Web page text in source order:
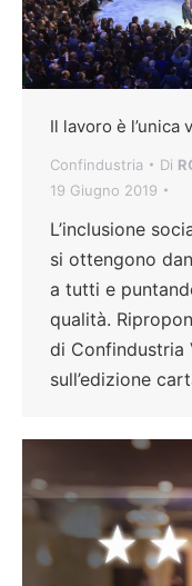
Il lavoro è l’unica
Confindustria Di
19 Giugno 2019
L’inclusione
si ottengono
a tutti e
qualità.
di Confindustria
sull’edizione